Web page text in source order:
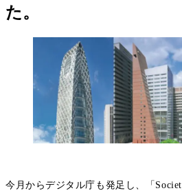
た。
今月からデジタル庁も発足し、「